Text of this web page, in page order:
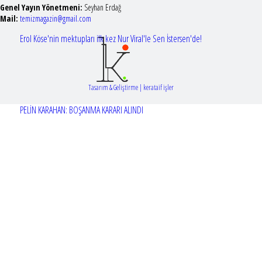
Erol Köse'nin mektupları ilk kez Nur Viral'le Sen İstersen'de!
PELİN KARAHAN: BOŞANMA KARARI ALINDI
Genel Yayın Yönetmeni: Seyhan Erdağ
Mail: temizmagazin@gmail.com
Tasarım & Geliştirme | kerataif işler